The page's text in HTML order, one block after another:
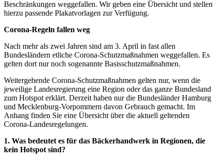
Beschränkungen weggefallen. Wir geben eine Übersicht und stellen
hierzu passende Plakatvorlagen zur Verfügung.
Corona-Regeln fallen weg
Nach mehr als zwei Jahren sind am 3. April in fast allen
Bundesländern etliche Corona-Schutzmaßnahmen weggefallen. Es
gelten dort nur noch sogenannte Basisschutzmaßnahmen.
Weitergehende Corona-Schutzmaßnahmen gelten nur, wenn die
jeweilige Landesregierung eine Region oder das ganze Bundesland
zum Hotspot erklärt. Derzeit haben nur die Bundesländer Hamburg
und Mecklenburg-Vorpommern davon Gebrauch gemacht. Im
Anhang finden Sie eine Übersicht über die aktuell geltenden
Corona-Landesregelungen.
1. Was bedeutet es für das Bäckerhandwerk in Regionen, die
kein Hotspot sind?